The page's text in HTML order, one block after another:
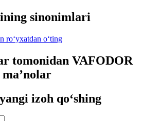
sinonimlari
ro‘yxatdan o‘ting
tomonidan VAFODOR
izoh qo‘shing